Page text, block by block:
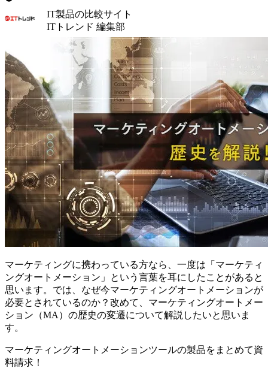
IT製品の比較サイト
ITトレンド 編集部
マーケティングに携わっている方なら、一度は「マーケティ
ングオートメーション」という言葉を耳にしたことがあると
思います。では、なぜ今マーケティングオートメーションが
必要とされているのか？改めて、マーケティングオートメー
ション（MA）の歴史の変遷について解説したいと思いま
す。
マーケティングオートメーションツールの製品をまとめて資
料請求！